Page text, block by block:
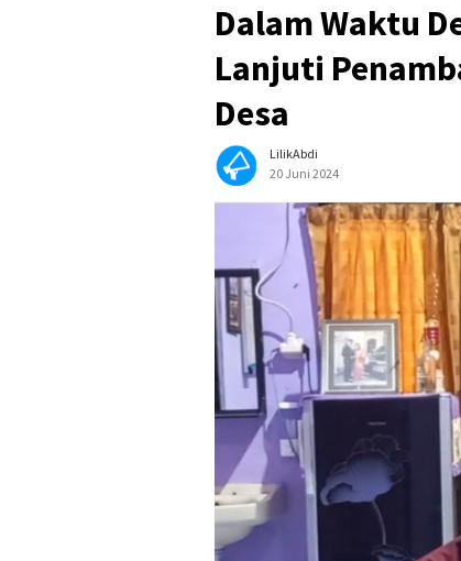
Dalam Waktu
Lanjuti
Desa
LilikAbdi
20 Juni 2024